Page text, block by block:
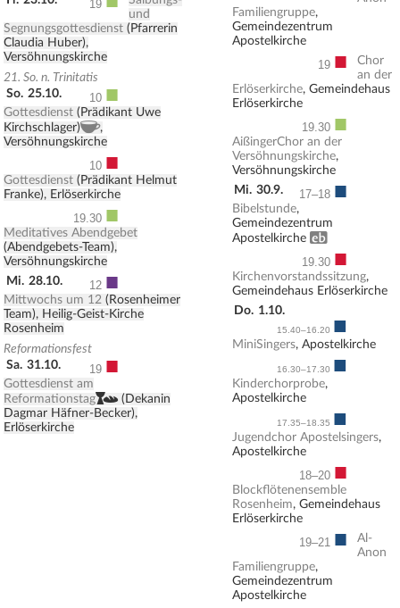
19
und
Segnungsgottesdienst (Pfarrerin
Claudia Huber),
Versöhnungskirche
21. So. n. Trinitatis
So. 25.10. 10 ■
Gottesdienst (Prädikant Uwe
Kirchschlager), Kirchenkaffee,
Versöhnungskirche
10 ■
Gottesdienst (Prädikant Helmut
Franke), Erlöserkirche
19.30 ■
Meditatives Abendgebet
(Abendgebets-Team),
Versöhnungskirche
Mi. 28.10. 12 ■
Mittwochs um 12 (Rosenheimer
Team), Heilig-Geist-Kirche
Rosenheim
Reformationsfest
Sa. 31.10. 19 ■
Gottesdienst am
Reformationstag, (Dekanin
Dagmar Häfner-Becker),
Erlöserkirche
Familiengruppe,
Gemeindezentrum
Apostelkirche
19 ■
Chor
an der
Erlöserkirche, Gemeindehaus
Erlöserkirche
19.30 ■
AißingerChor an der
Versöhnungskirche,
Versöhnungskirche
Mi. 30.9. 17–18 ■
Bibelstunde,
Gemeindezentrum
Apostelkirche Erwachsenenbildung
19.30 ■
Kirchenvorstandssitzung,
Gemeindehaus Erlöserkirche
Do. 1.10.
15.40–16.20 ■
MiniSingers, Apostelkirche
16.30–17.30 ■
Kinderchorprobe,
Apostelkirche
17.35–18.35 ■
Jugendchor Apostelsingers,
Apostelkirche
18–20 ■
Blockflötenensemble
Rosenheim, Gemeindehaus
Erlöserkirche
19–21 ■
Al-
Anon
Familiengruppe,
Gemeindezentrum
Apostelkirche